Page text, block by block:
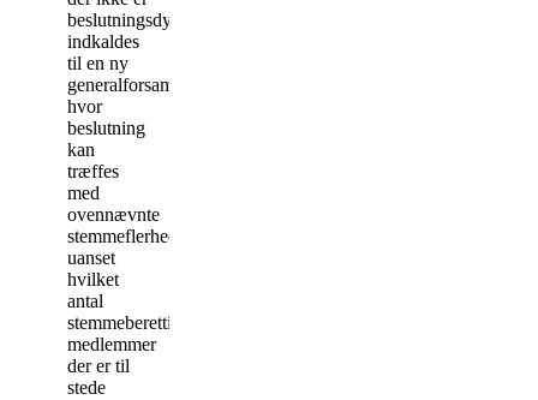
beslutningsdygtig,
indkaldes
til en ny
generalforsamling,
hvor
beslutning
kan
træffes
med
ovennævnte
stemmeflerhed,
uanset
hvilket
antal
stemmeberettigede
medlemmer
der er til
stede